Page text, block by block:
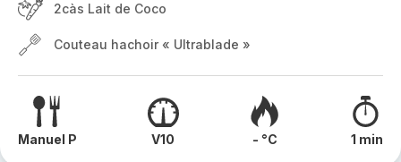
2càs Lait de Coco
Couteau hachoir « Ultrablade »
Manuel P V10 - °C 1 min